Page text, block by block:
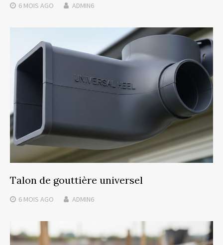
6 MOIS AGO ADMIN6
Talon de gouttière universel
6 MOIS AGO ADMIN6